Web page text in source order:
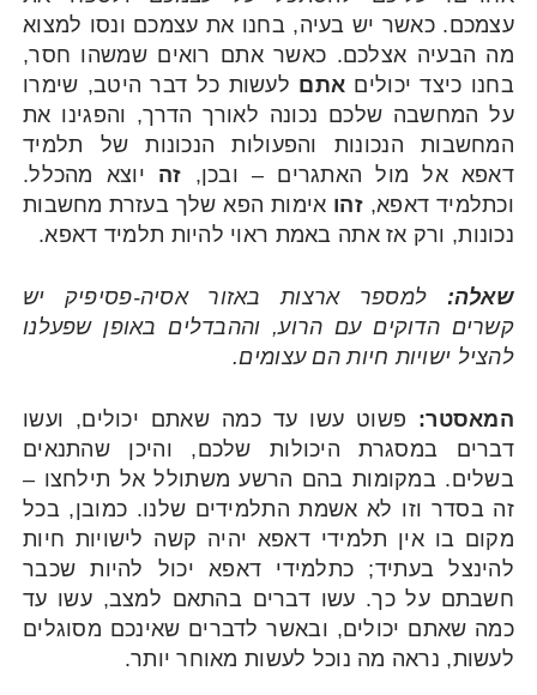
עצמכם. כאשר יש בעיה, בחנו את עצמכם ונסו למצוא
מה הבעיה אצלכם. כאשר אתם רואים שמשהו חסר,
בחנו כיצד יכולים אתם לעשות כל דבר היטב, שימרו
על המחשבה שלכם נכונה לאורך הדרך, והפגינו את
המחשבות הנכונות והפעולות הנכונות של תלמיד
דאפא אל מול האתגרים – ובכן, זה יוצא מהכלל.
וכתלמיד דאפא, זהו אימות הפא שלך בעזרת מחשבות
נכונות, ורק אז אתה באמת ראוי להיות תלמיד דאפא.
שאלה: למספר ארצות באזור אסיה-פסיפיק יש
קשרים הדוקים עם הרוע, וההבדלים באופן שפעלנו
להציל ישויות חיות הם עצומים.
המאסטר: פשוט עשו עד כמה שאתם יכולים, ועשו
דברים במסגרת היכולות שלכם, והיכן שהתנאים
בשלים. במקומות בהם הרשע משתולל אל תילחצו –
זה בסדר וזו לא אשמת התלמידים שלנו. כמובן, בכל
מקום בו אין תלמידי דאפא יהיה קשה לישויות חיות
להינצל בעתיד; כתלמידי דאפא יכול להיות שכבר
חשבתם על כך. עשו דברים בהתאם למצב, עשו עד
כמה שאתם יכולים, ובאשר לדברים שאינכם מסוגלים
לעשות, נראה מה נוכל לעשות מאוחר יותר.